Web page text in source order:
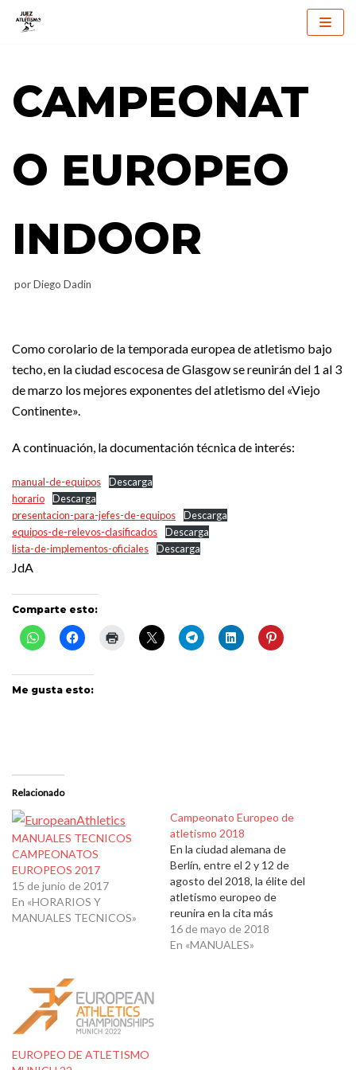
contenido
CAMPEONAT
O EUROPEO
INDOOR
porDiego Dadin
Como corolario de la temporada europea de atletismo bajo
techo, en la ciudad escocesa de Glasgow se reunirán del 1 al 3
de marzo los mejores exponentes del atletismo del «Viejo
Continente».
A continuación, la documentación técnica de interés:
manual-de-equipos
Descarga
horario
Descarga
presentacion-para-jefes-de-equipos
Descarga
equipos-de-relevos-clasificados
Descarga
lista-de-implementos-oficiales
Descarga
JdA
Comparte esto:
Me gusta esto:
Relacionado
MANUALES TECNICOS
CAMPEONATOS
EUROPEOS 2017
15 de junio de 2017
En «HORARIOS Y
MANUALES TECNICOS»
Campeonato Europeo de
atletismo 2018
En la ciudad alemana de
Berlín, entre el 2 y 12 de
agosto del 2018, la élite del
atletismo europeo de
reunira en la cita más
importante del año. Manual
técnico: 100-
16 de mayo de 2018
En «MANUALES»
EUROPEO DE ATLETISMO